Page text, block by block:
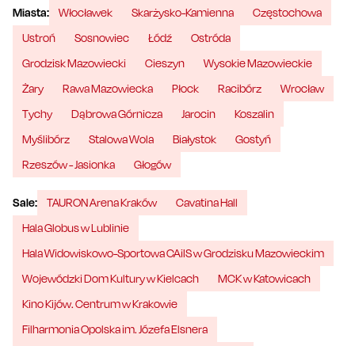
Miasta: Włocławek Skarżysko-Kamienna
Częstochowa
Ustroń
Sosnowiec Łódź
Ostróda
Grodzisk Mazowiecki
Cieszyn
Wysokie Mazowieckie
Żary
Rawa Mazowiecka Płock Racibórz
Wrocław
Tychy
Dąbrowa Górnicza Jarocin
Koszalin
Myślibórz
Stalowa Wola Białystok
Gostyń
Rzeszów - Jasionka
Głogów
Sale: TAURON Arena Kraków
Cavatina Hall
Hala Globus w Lublinie
Hala Widowiskowo-Sportowa CAiIS w Grodzisku Mazowieckim
Wojewódzki Dom Kultury w Kielcach
MCK w Katowicach
Kino Kijów. Centrum w Krakowie
Filharmonia Opolska im. Józefa Elsnera